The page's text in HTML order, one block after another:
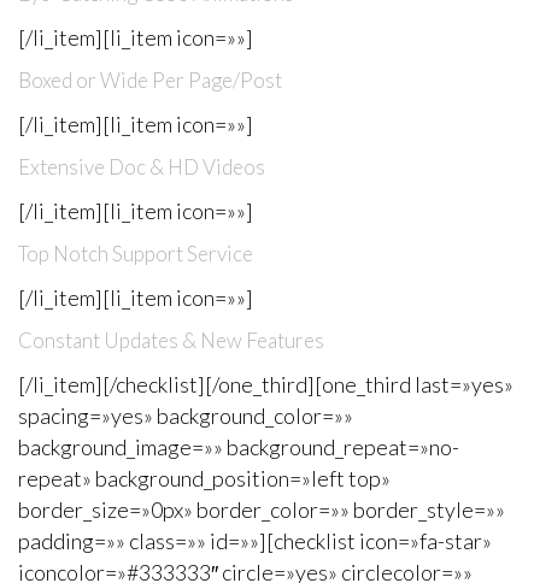
[/li_item][li_item icon=»»]
Boxed or Wide Per Page/Post
[/li_item][li_item icon=»»]
Extensive Doc & HD Videos
[/li_item][li_item icon=»»]
Top Notch Support Service
[/li_item][li_item icon=»»]
Constant Updates & New Features
[/li_item][/checklist][/one_third][one_third last=»yes»
spacing=»yes» background_color=»»
background_image=»» background_repeat=»no-
repeat» background_position=»left top»
border_size=»0px» border_color=»» border_style=»»
padding=»» class=»» id=»»][checklist icon=»fa-star»
iconcolor=»#333333″ circle=»yes» circlecolor=»»